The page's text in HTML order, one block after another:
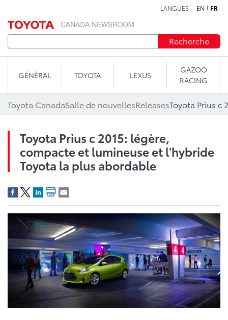
LANGUES EN FR
Recherche
GÉNÉRAL TOYOTA LEXUS
GAZOO
RACING
Toyota CanadaSalle de nouvellesReleases
Toyota Prius c 2015: légère,
compacte et lumineuse et l'hybride
Toyota la plus abordable